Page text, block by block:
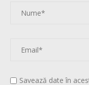
Savează date în